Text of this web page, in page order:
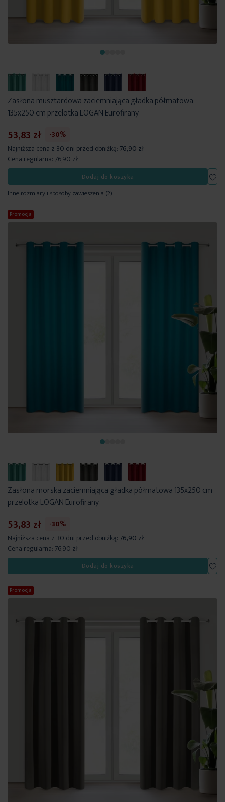
Zasłona musztardowa zaciemniająca gładka półmatowa
135x250 cm przelotka LOGAN Eurofirany
53,83 zł
-30%
Najniższa cena z 30 dni przed obniżką: 76,90 zł
Cena regularna: 76,90 zł
Dodaj do koszyka
Inne rozmiary i sposoby zawieszenia (2)
Promocja
Zasłona morska zaciemniająca gładka półmatowa 135x250 cm
przelotka LOGAN Eurofirany
53,83 zł
-30%
Najniższa cena z 30 dni przed obniżką: 76,90 zł
Cena regularna: 76,90 zł
Dodaj do koszyka
Promocja